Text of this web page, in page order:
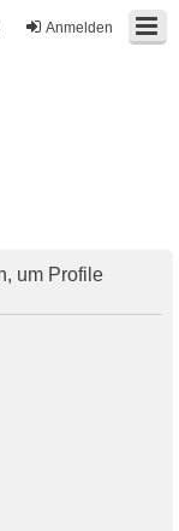
Anmelden
um Profile